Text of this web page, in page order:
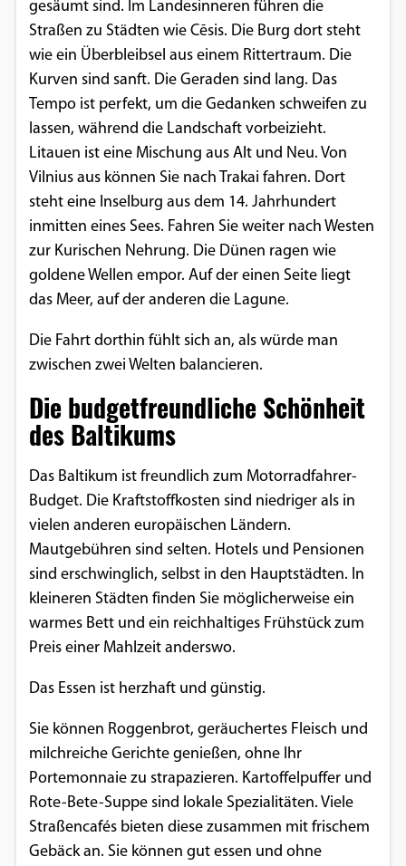
gesäumt sind. Im Landesinneren führen die
Straßen zu Städten wie Cēsis. Die Burg dort steht
wie ein Überbleibsel aus einem Rittertraum. Die
Kurven sind sanft. Die Geraden sind lang. Das
Tempo ist perfekt, um die Gedanken schweifen zu
lassen, während die Landschaft vorbeizieht.
Litauen ist eine Mischung aus Alt und Neu. Von
Vilnius aus können Sie nach Trakai fahren. Dort
steht eine Inselburg aus dem 14. Jahrhundert
inmitten eines Sees. Fahren Sie weiter nach Westen
zur Kurischen Nehrung. Die Dünen ragen wie
goldene Wellen empor. Auf der einen Seite liegt
das Meer, auf der anderen die Lagune.
Die Fahrt dorthin fühlt sich an, als würde man
zwischen zwei Welten balancieren.
Die budgetfreundliche Schönheit
des Baltikums
Das Baltikum ist freundlich zum Motorradfahrer-
Budget. Die Kraftstoffkosten sind niedriger als in
vielen anderen europäischen Ländern.
Mautgebühren sind selten. Hotels und Pensionen
sind erschwinglich, selbst in den Hauptstädten. In
kleineren Städten finden Sie möglicherweise ein
warmes Bett und ein reichhaltiges Frühstück zum
Preis einer Mahlzeit anderswo.
Das Essen ist herzhaft und günstig.
Sie können Roggenbrot, geräuchertes Fleisch und
milchreiche Gerichte genießen, ohne Ihr
Portemonnaie zu strapazieren. Kartoffelpuffer und
Rote-Bete-Suppe sind lokale Spezialitäten. Viele
Straßencafés bieten diese zusammen mit frischem
Gebäck an. Sie können gut essen und ohne